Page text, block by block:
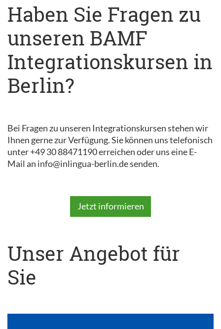
Haben Sie Fragen zu
unseren BAMF
Integrationskursen in
Berlin?
Bei Fragen zu unseren Integrationskursen stehen wir
Ihnen gerne zur Verfügung. Sie können uns telefonisch
unter +49 30 88471190 erreichen oder uns eine E-
Mail an info@inlingua-berlin.de senden.
Jetzt informieren
Unser Angebot für
Sie